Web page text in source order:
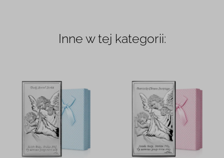
Inne w tej kategorii: